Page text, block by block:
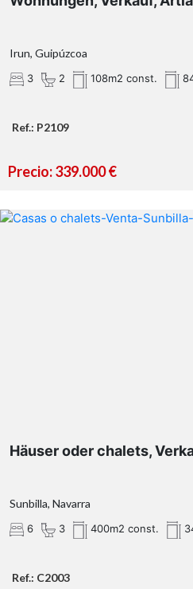
Irun, Guipúzcoa
3 2 108m2 const.
Ref.: P2109
Precio: 339.000 €
Häuser oder chalets,
Sunbilla, Navarra
6 3 400m2 const.
Ref.: C2003